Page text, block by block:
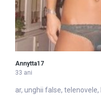
Annytta17
33 ani
ar, unghii false, telenovele,